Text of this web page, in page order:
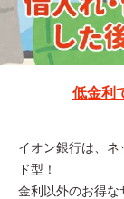
低金利
イオン銀行は、ネ
ド型！
金利以外のお得な